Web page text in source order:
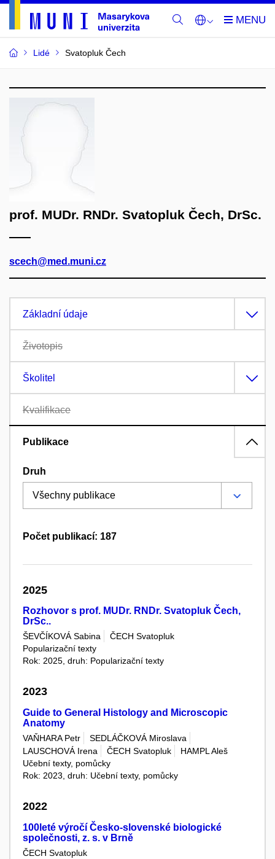
Lidé Svatopluk Čech
prof. MUDr. RNDr. Svatopluk Čech, DrSc.
scech@med.muni.cz
Základní údaje
Životopis
Školitel
Kvalifikace
Publikace
Druh
Počet publikací: 187
2025
Rozhovor s prof. MUDr. RNDr. Svatopluk Čech,
DrSc..
ŠEVČÍKOVÁ Sabina
ČECH Svatopluk
Popularizační texty
Rok: 2025, druh: Popularizační texty
2023
Guide to General Histology and Microscopic
Anatomy
VAŇHARA Petr
SEDLÁČKOVÁ Miroslava
LAUSCHOVÁ Irena
ČECH Svatopluk
HAMPL Aleš
Učební texty, pomůcky
Rok: 2023, druh: Učební texty, pomůcky
2022
100leté výročí Česko-slovenské biologické
společnosti, z. s. v Brně
ČECH Svatopluk